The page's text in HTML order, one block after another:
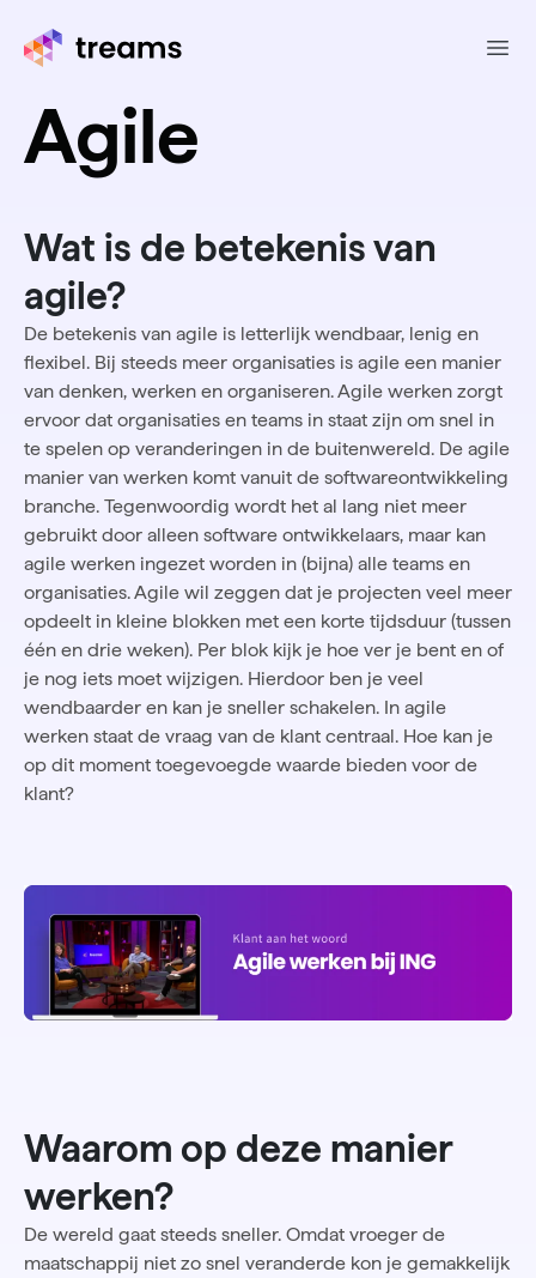
Agile
Wat is de betekenis van
agile?
De betekenis van agile is letterlijk wendbaar, lenig en
flexibel. Bij steeds meer organisaties is agile een manier
van denken, werken en organiseren. Agile werken zorgt
ervoor dat organisaties en teams in staat zijn om snel in
te spelen op veranderingen in de buitenwereld. De agile
manier van werken komt vanuit de softwareontwikkeling
branche. Tegenwoordig wordt het al lang niet meer
gebruikt door alleen software ontwikkelaars, maar kan
agile werken ingezet worden in (bijna) alle teams en
organisaties. Agile wil zeggen dat je projecten veel meer
opdeelt in kleine blokken met een korte tijdsduur (tussen
één en drie weken). Per blok kijk je hoe ver je bent en of
je nog iets moet wijzigen. Hierdoor ben je veel
wendbaarder en kan je sneller schakelen. In agile
werken staat de vraag van de klant centraal. Hoe kan je
op dit moment toegevoegde waarde bieden voor de
klant?
Waarom op deze manier
werken?
De wereld gaat steeds sneller. Omdat vroeger de
maatschappij niet zo snel veranderde kon je gemakkelijk